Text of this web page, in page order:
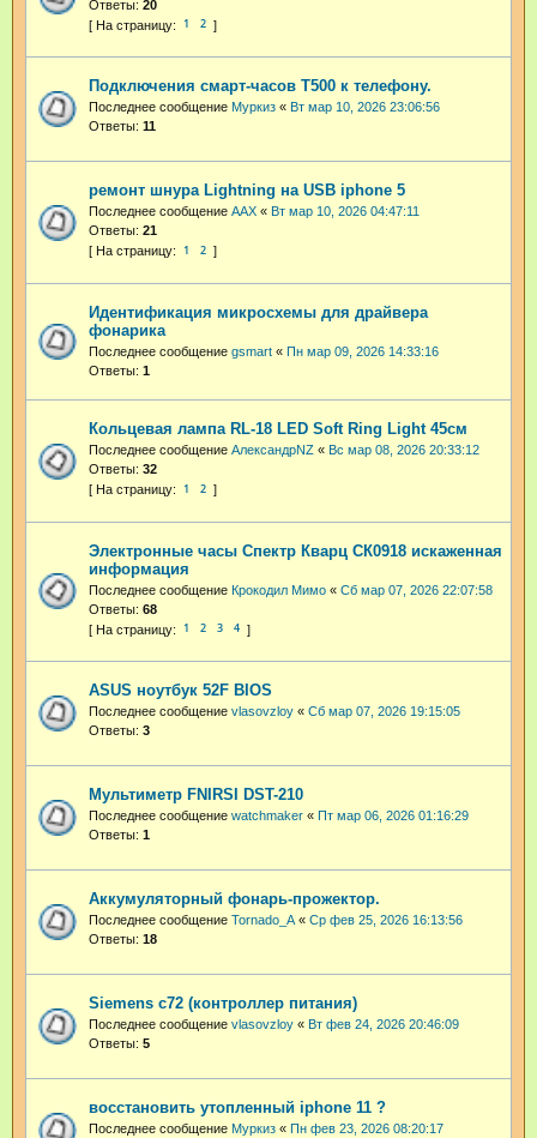
Ответы: 20
1 2
Подключения смарт-часов Т500 к телефону.
Последнее сообщение Муркиз « Вт мар 10, 2026 23:06:56
Ответы: 11
ремонт шнура Lightning на USB iphone 5
Последнее сообщение AAX « Вт мар 10, 2026 04:47:11
Ответы: 21
1 2
Идентификация микросхемы для драйвера
фонарика
Последнее сообщение gsmart « Пн мар 09, 2026 14:33:16
Ответы: 1
Кольцевая лампа RL-18 LED Soft Ring Light 45см
Последнее сообщение АлександрNZ « Вс мар 08, 2026 20:33:12
Ответы: 32
1 2
Электронные часы Спектр Кварц СК0918 искаженная
информация
Последнее сообщение Крокодил Мимо « Сб мар 07, 2026 22:07:58
Ответы: 68
1 2 3 4
ASUS ноутбук 52F BIOS
Последнее сообщение vlasovzloy « Сб мар 07, 2026 19:15:05
Ответы: 3
Мультиметр FNIRSI DST-210
Последнее сообщение watchmaker « Пт мар 06, 2026 01:16:29
Ответы: 1
Аккумуляторный фонарь-прожектор.
Последнее сообщение Tornado_A« Ср фев 25, 2026 16:13:56
Ответы: 18
Siemens c72 (контроллер питания)
Последнее сообщение vlasovzloy « Вт фев 24, 2026 20:46:09
Ответы: 5
восстановить утопленный iphone 11 ?
Последнее сообщение Муркиз « Пн фев 23, 2026 08:20:17